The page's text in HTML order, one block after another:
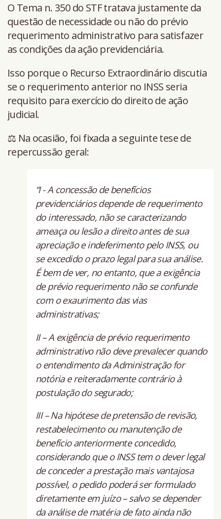
O Tema n. 350 do STF tratava justamente da
questão de necessidade ou não do prévio
requerimento administrativo para satisfazer
as condições da ação previdenciária.
Isso porque o Recurso Extraordinário discutia
se o requerimento anterior no INSS seria
requisito para exercício do direito de ação
judicial.
⚖️ Na ocasião, foi fixada a seguinte tese de
repercussão geral:
“I - A concessão de benefícios
previdenciários depende de requerimento
do interessado, não se caracterizando
ameaça ou lesão a direito antes de sua
apreciação e indeferimento pelo INSS, ou
se excedido o prazo legal para sua análise.
É bem de ver, no entanto, que a exigência
de prévio requerimento não se confunde
com o exaurimento das vias
administrativas;
II – A exigência de prévio requerimento
administrativo não deve prevalecer quando
o entendimento da Administração for
notória e reiteradamente contrário à
postulação do segurado;
III – Na hipótese de pretensão de revisão,
restabelecimento ou manutenção de
benefício anteriormente concedido,
considerando que o INSS tem o dever legal
de conceder a prestação mais vantajosa
possível, o pedido poderá ser formulado
diretamente em juízo – salvo se depender
da análise de matéria de fato ainda não